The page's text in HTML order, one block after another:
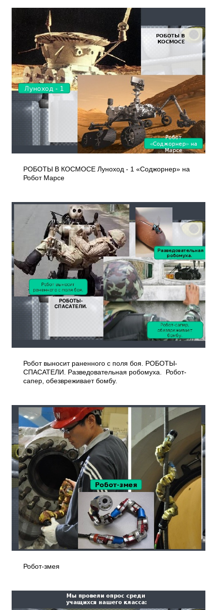
РОБОТЫ В КОСМОСЕ Луноход - 1 «Соджорнер» на
Робот Марсе
Робот выносит раненного с поля боя. РОБОТЫ­
СПАСАТЕЛИ. Разведовательная робомуха. Робот-
сапер, обезвреживает бомбу.
Робот-змея